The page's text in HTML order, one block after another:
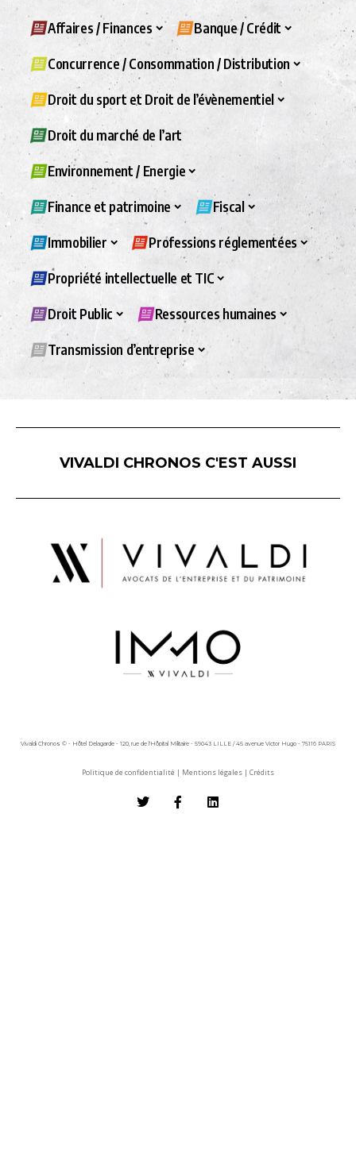
Affaires / Finances Banque / Crédit
Concurrence / Consommation / Distribution
Droit du sport et Droit de l’évènementiel
Droit du marché de l’art
Environnement / Energie
Finance et patrimoine Fiscal
Immobilier Professions réglementées
Propriété intellectuelle et TIC
Droit Public Ressources humaines
Transmission d’entreprise
VIVALDI CHRONOS C'EST AUSSI
Vivaldi Chronos © - Hôtel Delagarde - 120, rue de l'Hôpital Militaire - 59043 LILLE / 45 avenue Victor Hugo - 75116 PARIS
Politique de confidentialité | Mentions légales | Crédits